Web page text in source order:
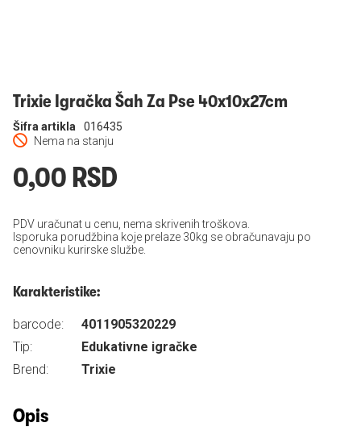
Trixie Igračka Šah Za Pse 40x10x27cm
Nema na stanju
Šifra artikla 016435
0,00 RSD
PDV uračunat u cenu, nema skrivenih troškova.
Isporuka porudžbina koje prelaze 30kg se obračunavaju po
cenovniku kurirske službe.
Karakteristike:
barcode:
4011905320229
Tip:
Edukativne igračke
Brend:
Trixie
Opis